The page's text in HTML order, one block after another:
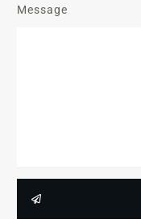
Message